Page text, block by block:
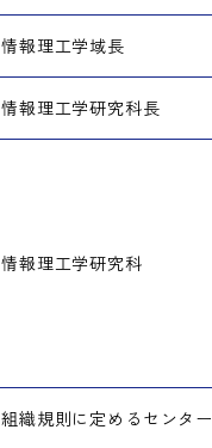
情報理工学域長
情報理工学研究科長
情報理工学研究科
組織規則に定めるセンタ